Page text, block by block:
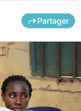
Partager